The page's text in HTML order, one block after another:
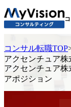
コンサル転職TOP
アクセンチュア株
アクセンチュア株
アポジション